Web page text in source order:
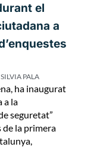
el
a
SILVIA PALA
ha inaugurat
a la
seguretat”
de la primera